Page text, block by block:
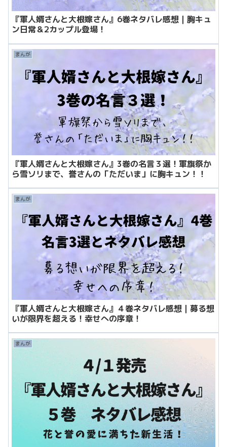
『軍人婿さんと大根嫁さん』6巻ネタバレ感想｜胸キュ
ン日常＆2カップル登場！
まんが
『軍人婿さんと大根嫁さん』3巻の名言３選！軍旗祭か
ら雪ソリまで、誉さんの「ただいま」に胸キュン！！
まんが
『軍人婿さんと大根嫁さん』４巻ネタバレ感想｜募る想
いが限界を超える！幸せへの序章！
まんが